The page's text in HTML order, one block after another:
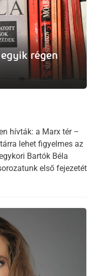
régen
hívták: a Marx tér –
lehet figyelmes az
Bartók Béla
első fejezetét